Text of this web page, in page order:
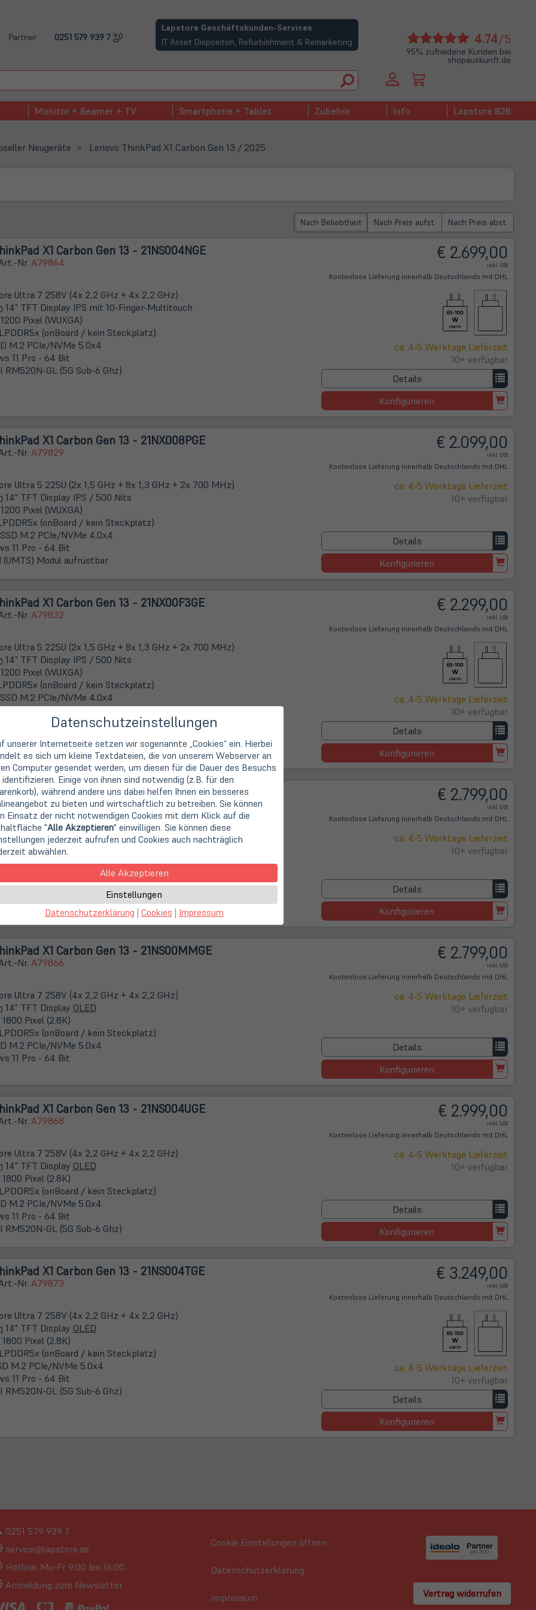
Partner 0251 579 939 7
Lapstore Geschäftskunden-Services
IT Asset Dispositon, Refurbishment & Remarketing
(öffnet in neuem Tab)
4.74/5
95% zufriedene Kunden bei
shopauskunft.de
Monitor + Beamer + TV Smartphone + Tablet Zubehör Info Lapstore B2B
Neugeräte Lenovo ThinkPad X1 Carbon Gen 13 / 2025
Nach Beliebtheit Nach Preis aufst. Nach Preis abst.
X1 Carbon Gen 13 - 21NS004NGE
Nr. A79864 € 2.699,00
inkl. USt
Kostenlose Lieferung innerhalb Deutschlands mit DHL
Ultra 7 258V (4x 2,2 GHz + 4x 2,2 GHz)
14" TFT Display IPS mit 10-Finger-Multitouch
Pixel (WUXGA)
(onBoard / kein Steckplatz)
M.2 PCIe/NVMe 5.0x4
11 Pro - 64 Bit
RM520N-GL (5G Sub-6 Ghz)
ca. 4-5 Werktage Lieferzeit
10+ verfügbar
Details
Konfigurieren
X1 Carbon Gen 13 - 21NX008PGE
Nr. A79829 € 2.099,00
inkl. USt
Kostenlose Lieferung innerhalb Deutschlands mit DHL
Ultra 5 225U (2x 1,5 GHz + 8x 1,3 GHz + 2x 700 MHz)
14" TFT Display IPS / 500 Nits
Pixel (WUXGA)
(onBoard / kein Steckplatz)
M.2 PCIe/NVMe 4.0x4
11 Pro - 64 Bit
(UMTS) Modul aufrüstbar
ca. 4-5 Werktage Lieferzeit
10+ verfügbar
Details
Konfigurieren
X1 Carbon Gen 13 - 21NX00F3GE
Nr. A79832 € 2.299,00
inkl. USt
Kostenlose Lieferung innerhalb Deutschlands mit DHL
Ultra 5 225U (2x 1,5 GHz + 8x 1,3 GHz + 2x 700 MHz)
14" TFT Display IPS / 500 Nits
Pixel (WUXGA)
(onBoard / kein Steckplatz)
M.2 PCIe/NVMe 4.0x4
11 Pro - 64 Bit
EM160R-GL WWAN (LTE)
ca. 4-5 Werktage Lieferzeit
10+ verfügbar
Details
Konfigurieren
X1 Carbon Gen 13 - 21NS00MLGE
Nr.A79862 € 2.799,00
inkl. USt
Kostenlose Lieferung innerhalb Deutschlands mit DHL
Ultra 7 258V (4x 2,2 GHz + 4x 2,2 GHz)
14" TFT Display IPS mit 10-Finger-Multitouch
Pixel (WUXGA)
(onBoard / kein Steckplatz)
M.2 PCIe/NVMe 5.0x4
11 Pro - 64 Bit
ca. 4-5 Werktage Lieferzeit
10+ verfügbar
Details
Konfigurieren
X1 Carbon Gen 13 - 21NS00MMGE
Nr. A79866 € 2.799,00
inkl. USt
Kostenlose Lieferung innerhalb Deutschlands mit DHL
Ultra 7 258V (4x 2,2 GHz + 4x 2,2 GHz)
14" TFT Display OLED
Pixel (2.8K)
(onBoard / kein Steckplatz)
M.2 PCIe/NVMe 5.0x4
11 Pro - 64 Bit
ca. 4-5 Werktage Lieferzeit
10+ verfügbar
Details
Konfigurieren
X1 Carbon Gen 13 - 21NS004UGE
Nr. A79868 € 2.999,00
inkl. USt
Kostenlose Lieferung innerhalb Deutschlands mit DHL
Ultra 7 258V (4x 2,2 GHz + 4x 2,2 GHz)
14" TFT Display OLED
Pixel (2.8K)
(onBoard / kein Steckplatz)
M.2 PCIe/NVMe 5.0x4
11 Pro - 64 Bit
RM520N-GL (5G Sub-6 Ghz)
ca. 4-5 Werktage Lieferzeit
10+ verfügbar
Details
Konfigurieren
X1 Carbon Gen 13 - 21NS004TGE
Nr. A79873 € 3.249,00
inkl. USt
Kostenlose Lieferung innerhalb Deutschlands mit DHL
Ultra 7 258V (4x 2,2 GHz + 4x 2,2 GHz)
14" TFT Display OLED
Pixel (2.8K)
(onBoard / kein Steckplatz)
M.2 PCIe/NVMe 5.0x4
11 Pro - 64 Bit
RM520N-GL (5G Sub-6 Ghz)
ca. 4-5 Werktage Lieferzeit
10+ verfügbar
Details
Konfigurieren
0251 579 939 7
service@lapstore.de
Hotline: Mo-Fr 9:00 bis 16:00
Anmeldung zum Newsletter
Cookie Einstellungen öffnen
Datenschutzerklärung
Impressum Vertrag widerrufen
Datenschutzeinstellungen
unserer Internetseite setzen wir sogenannte „Cookies“ ein. Hierbei
es sich um kleine Textdateien, die von unserem Webserver an
Computer gesendet werden, um diesen für die Dauer des Besuchs
identifizieren. Einige von ihnen sind notwendig (z.B. für den
während andere uns dabei helfen Ihnen ein besseres
zu bieten und wirtschaftlich zu betreiben. Sie können
Einsatz der nicht notwendigen Cookies mit dem Klick auf die
"Alle Akzeptieren" einwilligen. Sie können diese
jederzeit aufrufen und Cookies auch nachträglich
abwählen.
Alle Akzeptieren
Einstellungen
Datenschutzerklärung | Cookies | Impressum